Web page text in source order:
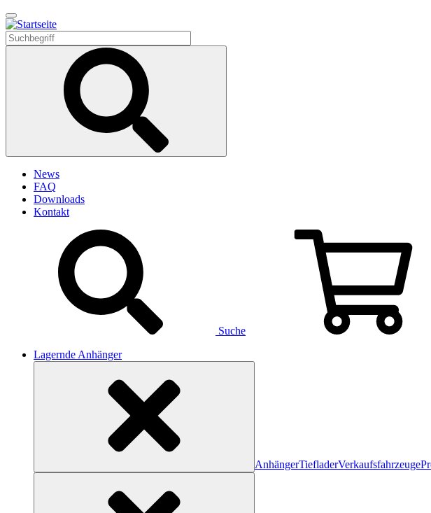
Direkt
zum
Inhalt
News
FAQ
Downloads
Kontakt
Suche
Lagernde Anhänger
AnhängerTiefladerVerkaufsfahrzeuge